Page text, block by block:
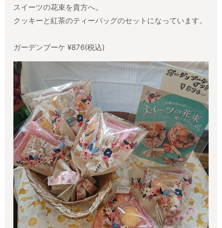
スイーツの花束を貴方へ。
クッキーと紅茶のティーバッグのセットになっています。
ガーデンブーケ ¥876(税込)